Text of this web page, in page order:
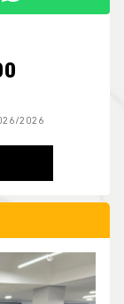
2026